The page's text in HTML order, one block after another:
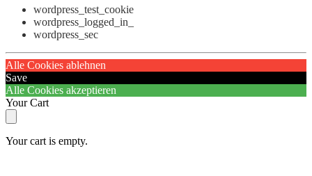
wordpress_test_cookie
wordpress_logged_in_
wordpress_sec
Alle Cookies ablehnen
Save
Alle Cookies akzeptieren
Your Cart
Your cart is empty.